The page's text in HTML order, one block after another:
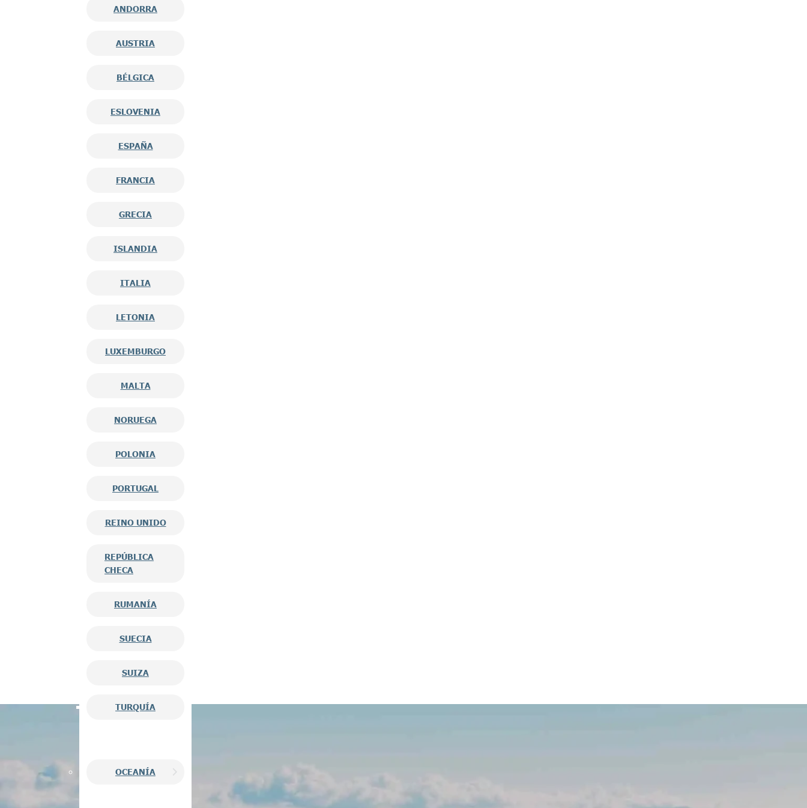
ANDORRA
AUSTRIA
BÉLGICA
ESLOVENIA
ESPAÑA
FRANCIA
GRECIA
ISLANDIA
ITALIA
LETONIA
LUXEMBURGO
MALTA
NORUEGA
POLONIA
PORTUGAL
REINO UNIDO
REPÚBLICA
CHECA
RUMANÍA
SUECIA
SUIZA
TURQUÍA
OCEANÍA